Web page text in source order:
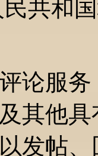
共和
论服
其他
发帖